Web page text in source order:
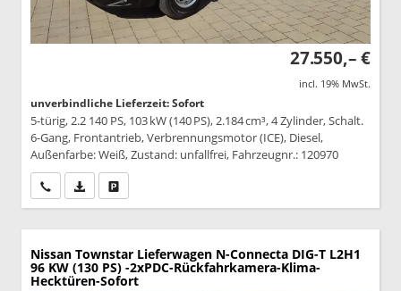
27.550,– €
incl. 19% MwSt.
unverbindliche Lieferzeit: Sofort
5-türig, 2.2 140 PS, 103 kW (140 PS), 2.184 cm³, 4 Zylinder, Schalt.
6-Gang, Frontantrieb, Verbrennungsmotor (ICE), Diesel,
Außenfarbe: Weiß, Zustand: unfallfrei, Fahrzeugnr.: 120970
Wir rufen Sie anPDF-Datei, Fahrzeugexposé drucken
Nissan Townstar Lieferwagen N-Connecta DIG-T L2H1
96 KW (130 PS) -2xPDC-Rückfahrkamera-Klima-
Hecktüren-Sofort